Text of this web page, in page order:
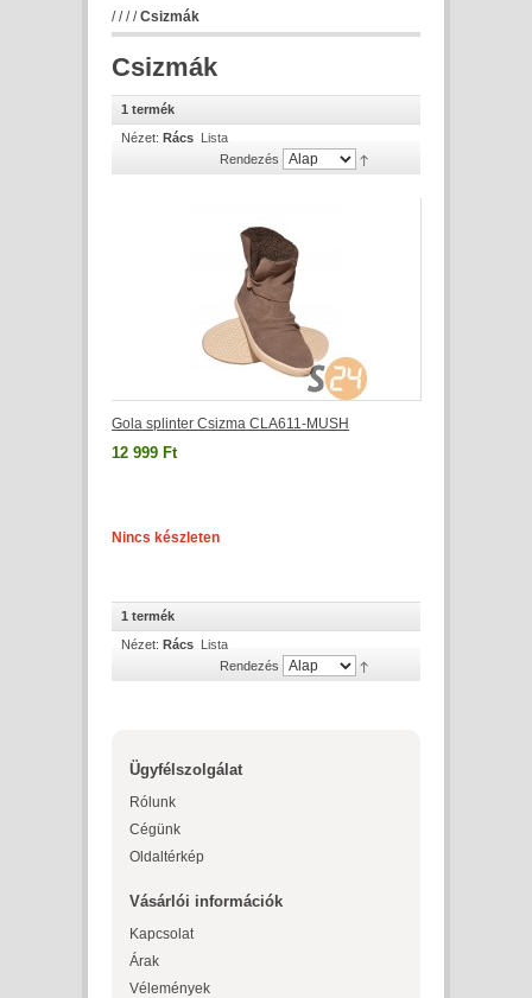
////Csizmák
Csizmák
1 termék
Nézet: Rács Lista
Rendezés
Gola splinter Csizma CLA611-MUSH
12 999 Ft
Nincs készleten
1 termék
Nézet: Rács Lista
Rendezés
Ügyfélszolgálat
Rólunk
Cégünk
Oldaltérkép
Vásárlói információk
Kapcsolat
Árak
Vélemények